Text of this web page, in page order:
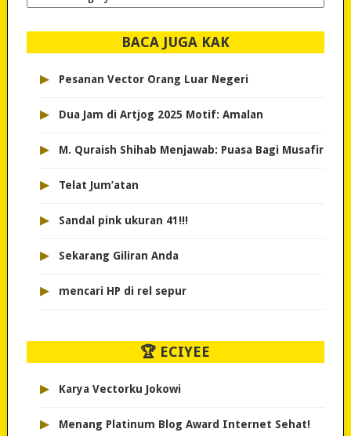
dipilih..
BACA JUGA KAK
▸ Pesanan Vector Orang Luar Negeri
▸ Dua Jam di Artjog 2025 Motif: Amalan
▸ M. Quraish Shihab Menjawab: Puasa Bagi Musafir
▸ Telat Jum’atan
▸ Sandal pink ukuran 41!!!
▸ Sekarang Giliran Anda
▸ mencari HP di rel sepur
🏆 ECIYEE
▸ Karya Vectorku Jokowi
▸ Menang Platinum Blog Award Internet Sehat!